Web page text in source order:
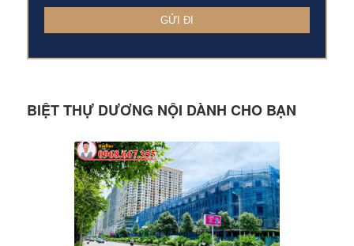
BIỆT THỰ DƯƠNG NỘI DÀNH CHO BẠN